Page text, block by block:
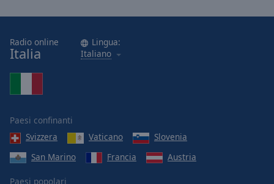
Radio online
Italia
Lingua:
Italiano
Paesi confinanti
Svizzera
Vaticano
Slovenia
San Marino
Francia Austria
Paesi popolari